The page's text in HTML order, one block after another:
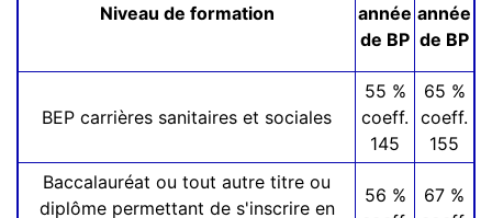
Niveau de formation
année
de BP
année
de BP
BEP carrières sanitaires et sociales
55 %
coeff.
145
65 %
coeff.
155
Baccalauréat ou tout autre titre ou
diplôme permettant de s'inscrire en
56 %
67 %